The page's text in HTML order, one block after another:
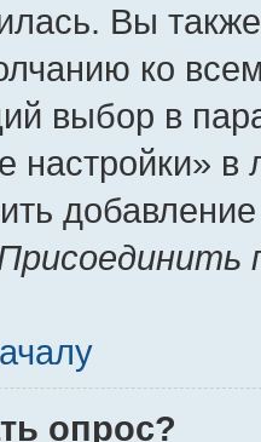
Вы
ко
выбор в
настройки»
опрос?